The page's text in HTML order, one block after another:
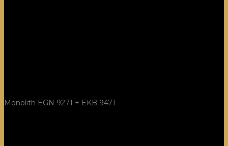
Monolith EGN 9271 + EKB 9471